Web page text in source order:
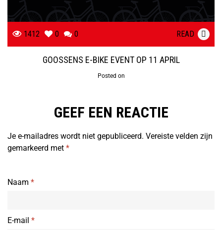
1412 0 0 READ
GOOSSENS E-BIKE EVENT OP 11 APRIL
Posted on
GEEF EEN REACTIE
Je e-mailadres wordt niet gepubliceerd. Vereiste velden zijn
gemarkeerd met *
Naam *
E-mail *